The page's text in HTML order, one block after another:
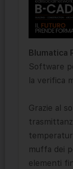
Blumatica
Software
la verifica
Grazie al
muffa dei
elementi